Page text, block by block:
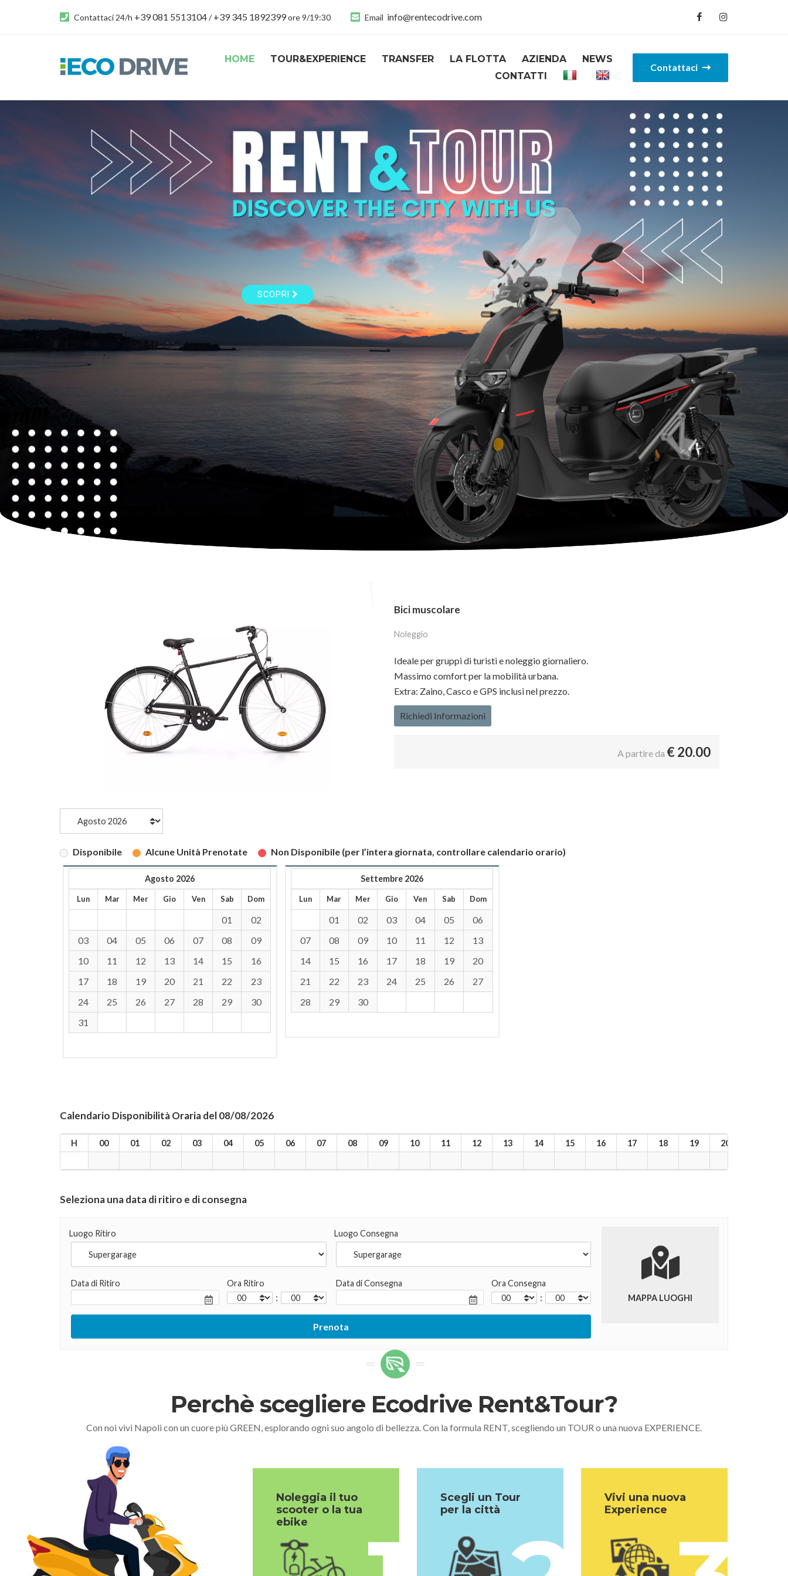
Contattaci 24/h +39 081 5513104/+39 345 1892399ore 9/19:30 Email info@rentecodrive.com
HOME TOUR&EXPERIENCE TRANSFER LA FLOTTA AZIENDA
NEWS
CONTATTI
Contattaci
SCOPRI
Bici muscolare
Noleggio
Ideale per gruppi di turisti e noleggio giornaliero.
Massimo comfort per la mobilità urbana.
Extra: Zaino, Casco e GPS inclusi nel prezzo.
Richiedi Informazioni
A partire da €20.00
Disponibile Alcune Unità Prenotate Non Disponibile (per l’intera giornata, controllare calendario orario)
Agosto 2026
Lun Mar Mer Gio Ven Sab Dom
01
02
03
04 05 06 07 08
09
10
11 12 13 14 15
16
17
18 19 20 21 22
23
24
25 26 27 28 29
30
31
Settembre 2026
Lun Mar Mer Gio Ven Sab Dom
01 02 03 04 05
06
07
08 09 10 11 12
13
14
15 16 17 18 19
20
21
22 23 24 25 26
27
28
29 30
Calendario Disponibilità Oraria del 08/08/2026
H 00 01 02 03 04 05 06 07 08 09 10 11 12 13 14 15 16 17 18 19 20
Seleziona una data di ritiro e di consegna
Luogo Ritiro Luogo Consegna
Data di Ritiro Ora Ritiro
:
Data di Consegna Ora Consegna
: MAPPA LUOGHI
Perchè scegliere Ecodrive Rent&Tour?
Con noi vivi Napoli con un cuore più GREEN, esplorando ogni suo angolo di bellezza. Con la formula RENT, scegliendo un TOUR o una nuova EXPERIENCE.
Noleggia il tuo
scooter o la tua
ebike
Scegli un Tour
per la città
Vivi una nuova
Experience